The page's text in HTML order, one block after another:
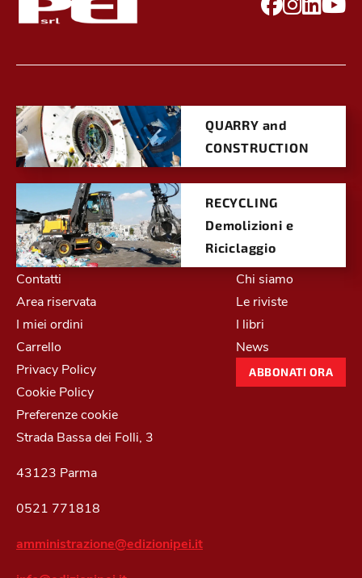
QUARRY and
CONSTRUCTION
RECYCLING
Demolizioni e
Riciclaggio
Contatti
Area riservata
I miei ordini
Carrello
Privacy Policy
Cookie Policy
Preferenze cookie
Chi siamo
Le riviste
I libri
News
ABBONATI ORA
Strada Bassa dei Folli, 3
43123 Parma
0521 771818
amministrazione@edizionipei.it